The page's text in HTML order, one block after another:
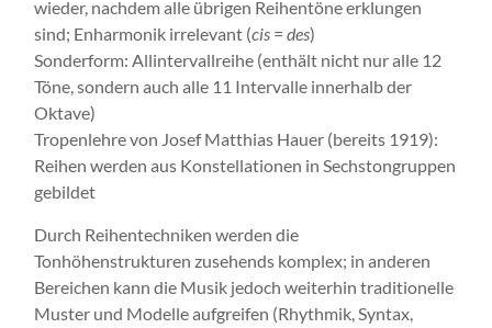
wieder, nachdem alle übrigen Reihentöne erklungen
sind; Enharmonik irrelevant (cis = des)
Sonderform: Allintervallreihe (enthält nicht nur alle 12
Töne, sondern auch alle 11 Intervalle innerhalb der
Oktave)
Tropenlehre von Josef Matthias Hauer (bereits 1919):
Reihen werden aus Konstellationen in Sechstongruppen
gebildet
Durch Reihentechniken werden die
Tonhöhenstrukturen zusehends komplex; in anderen
Bereichen kann die Musik jedoch weiterhin traditionelle
Muster und Modelle aufgreifen (Rhythmik, Syntax,